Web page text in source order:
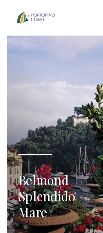
Belmond
Splendido
Mare